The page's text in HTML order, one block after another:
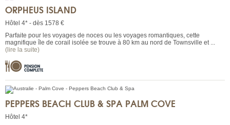
ORPHEUS ISLAND
Hôtel 4* - dès 1578 €
Parfaite pour les voyages de noces ou les voyages romantiques, cette
magnifique île de corail isolée se trouve à 80 km au nord de Townsville et ...
(lire la suite)
PEPPERS BEACH CLUB & SPA PALM COVE
Hôtel 4*